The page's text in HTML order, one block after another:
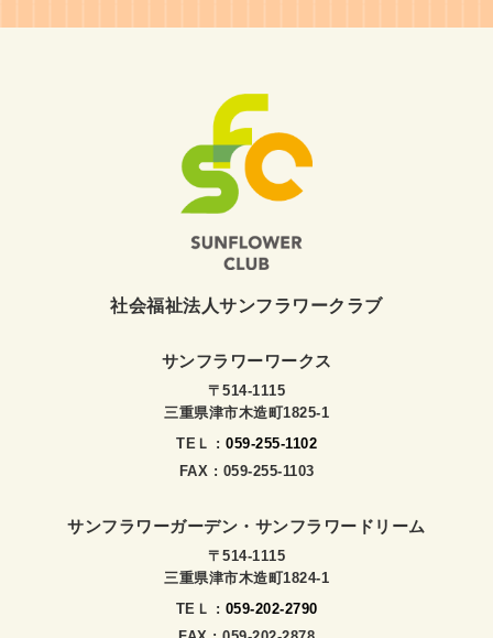
社会福祉法人サンフラワークラブ
サンフラワーワークス
〒514-1115
三重県津市木造町1825-1
TEＬ : 059-255-1102
FAX : 059-255-1103
サンフラワーガーデン・サンフラワードリーム
〒514-1115
三重県津市木造町1824-1
TEＬ : 059-202-2790